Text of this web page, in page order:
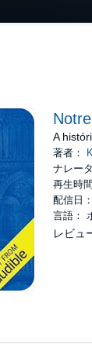
A
著者：
ナレー
再生時
配信日
言語：
レビュ